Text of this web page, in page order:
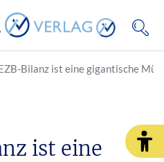
Bilanz ist eine gigantische
ist eine